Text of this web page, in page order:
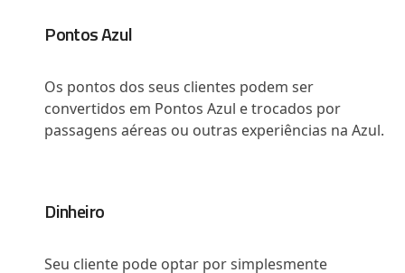
Pontos Azul
Os pontos dos seus clientes podem ser
convertidos em Pontos Azul e trocados por
passagens aéreas ou outras experiências na Azul.
Dinheiro
Seu cliente pode optar por simplesmente